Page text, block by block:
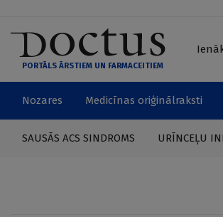
PORTĀLS ĀRSTIEM UN FARMACEITIEM
Nozares Medicīnas oriģinālraksti
SAUSĀS ACS SINDROMS URĪNCEĻU